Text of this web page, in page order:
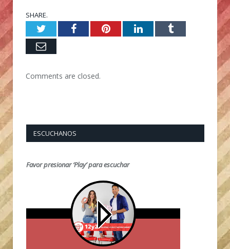
SHARE.
TwitterFacebookPinterestLinkedInTumblr
Email
Comments are closed.
ESCUCHANOS
Favor presionar ‘Play’ para escuchar